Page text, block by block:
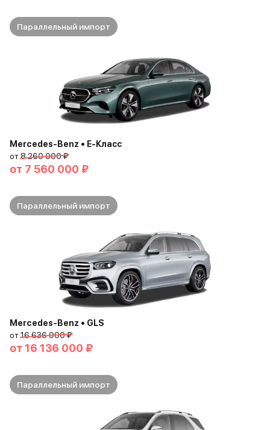
Параллельный импорт
Mercedes-Benz • E-Класс
от8 260 000 ₽
от 7 560 000 ₽
Параллельный импорт
Mercedes-Benz • GLS
от16 636 000 ₽
от 16 136 000 ₽
Параллельный импорт